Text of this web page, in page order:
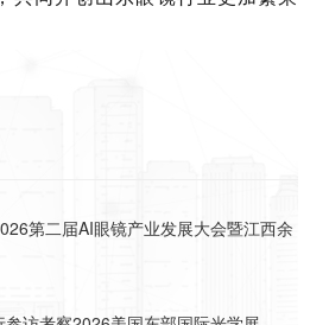
第二届AI眼镜产业发展大会暨江西余